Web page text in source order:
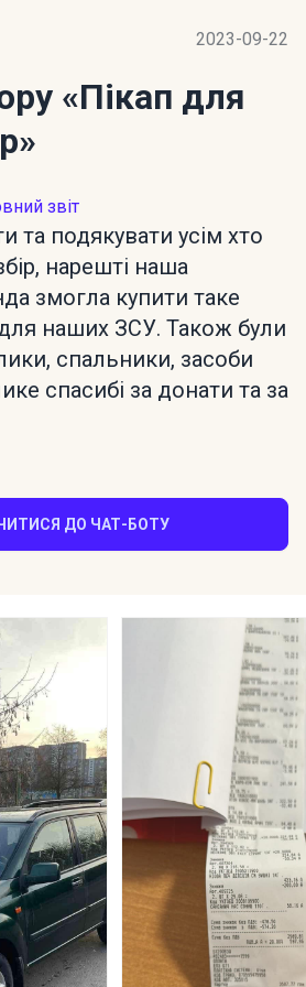
2023-09-22
«Пікап для
звіт
та подякувати усім хто
нарешті наша
змогла купити таке
наших ЗСУ. Також були
спальники, засоби
спасибі за донати та за
ДО ЧАТ-БОТУ